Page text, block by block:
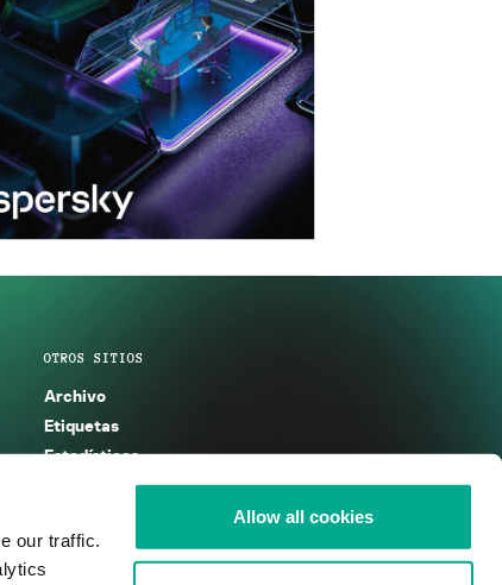
our traffic.
Allow all cookies
OTROS SITIOS
Archivo
Etiquetas
Estadísticas
Enciclopedia
KSB 2025